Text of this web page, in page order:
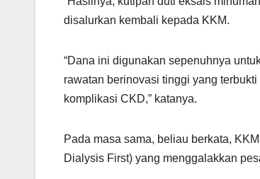
disalurkan kembali kepada KKM.
“Dana ini digunakan sepenuhnya
rawatan berinovasi tinggi yang
komplikasi CKD,” katanya.
Pada masa sama, beliau berkata,
Dialysis First) yang menggalakkan